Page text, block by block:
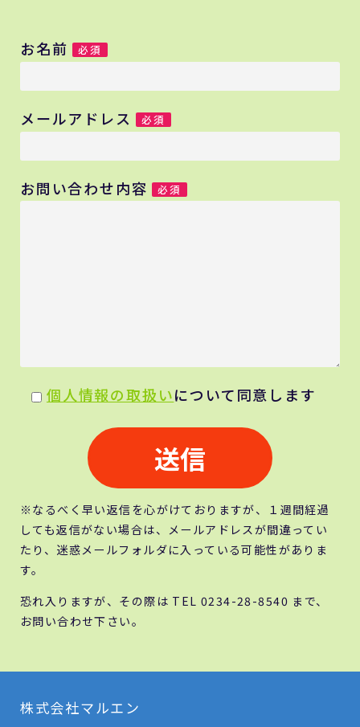
お名前 必須
メールアドレス 必須
お問い合わせ内容 必須
個人情報の取扱いについて同意します
※なるべく早い返信を心がけておりますが、１週間経過
しても返信がない場合は、メールアドレスが間違ってい
たり、迷惑メールフォルダに入っている可能性がありま
す。
恐れ入りますが、その際は TEL 0234-28-8540 まで、
お問い合わせ下さい。
株式会社マルエン